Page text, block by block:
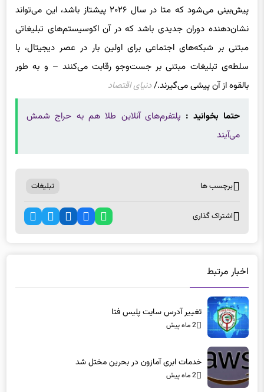
نشان‌دهنده‌ دوران جدیدی باشد که در آن اکوسیستم‌های تبلیغاتی
مبتنی بر شبکه‌های اجتماعی برای اولین بار در عصر دیجیتال، با
سلطه‌ی تبلیغات مبتنی بر جست‌وجو رقابت می‌کنند – و به طور
بالقوه از آن پیشی می‌گیرند./دنیای اقتصاد
می‌آیند
2 ماه پیش